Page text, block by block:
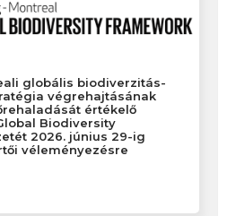
globális biodiverzitás-
végrehajtásának
értékelő
Biodiversity
2026. június 29-ig
véleményezésre